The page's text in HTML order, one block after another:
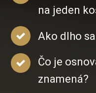
na jeden
Ako dlho
Čo je
znamená?